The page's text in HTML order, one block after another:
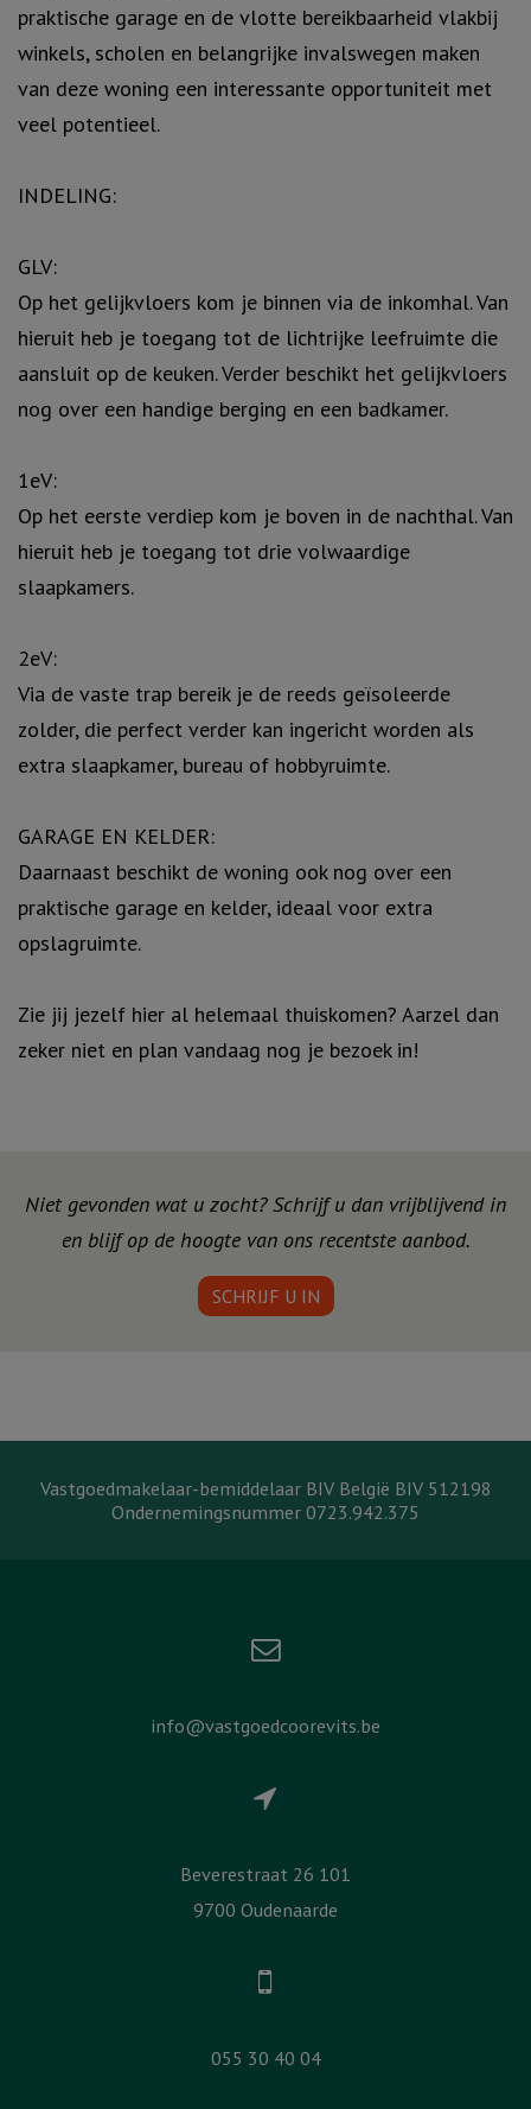
praktische garage en de vlotte bereikbaarheid vlakbij
winkels, scholen en belangrijke invalswegen maken
van deze woning een interessante opportuniteit met
veel potentieel.
INDELING:
GLV:
Op het gelijkvloers kom je binnen via de inkomhal. Van
hieruit heb je toegang tot de lichtrijke leefruimte die
aansluit op de keuken. Verder beschikt het gelijkvloers
nog over een handige berging en een badkamer.
1eV:
Op het eerste verdiep kom je boven in de nachthal. Van
hieruit heb je toegang tot drie volwaardige
slaapkamers.
2eV:
Via de vaste trap bereik je de reeds geïsoleerde
zolder, die perfect verder kan ingericht worden als
extra slaapkamer, bureau of hobbyruimte.
GARAGE EN KELDER:
Daarnaast beschikt de woning ook nog over een
praktische garage en kelder, ideaal voor extra
opslagruimte.
Zie jij jezelf hier al helemaal thuiskomen? Aarzel dan
zeker niet en plan vandaag nog je bezoek in!
Niet gevonden wat u zocht? Schrijf u dan vrijblijvend in
en blijf op de hoogte van ons recentste aanbod.
SCHRIJF U IN
Vastgoedmakelaar-bemiddelaar BIV België BIV 512198
Ondernemingsnummer 0723.942.375
info@vastgoedcoorevits.be
Beverestraat 26 101
9700 Oudenaarde
055 30 40 04